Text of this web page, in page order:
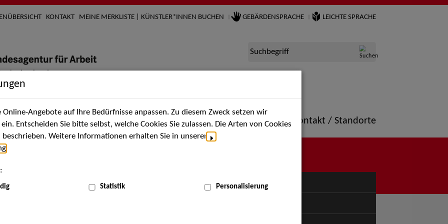
KONTAKT MEINE MERKLISTE | KÜNSTLER*INNEN BUCHEN GEBÄRDENSPRACHE LEICHTE SPRACHE
Suchbegriff
Künstler*innen Über uns Aktuelles Termine Portfolio Kontakt / Standorte
MENÜ
Angebote auf Ihre Bedürfnisse anpassen. Zu diesem Zweck setzen wir
Entscheiden Sie bitte selbst, welche Cookies Sie zulassen. Die Arten von Cookies
Weitere Informationen erhalten Sie in unserer
Statistik Personalisierung